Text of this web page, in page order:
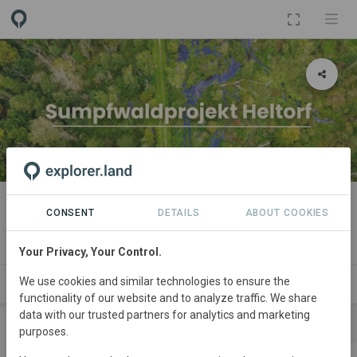
PROJECT
Sumpfwaldprojekt Heltorf
SDGS NEWS SPONSORSHIPS PARTNERS
CONSENT DETAILS ABOUT COOKIES
Your Privacy, Your Control.
We use cookies and similar technologies to ensure the
functionality of our website and to analyze traffic. We share
data with our trusted partners for analytics and marketing
purposes.